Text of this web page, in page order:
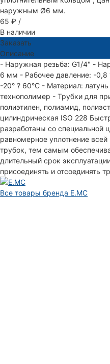
наружным Ø6 мм.
65 ₽ /
В наличии
Заказать
Описание
- Наружная резьба: G1/4" -
6 мм - Рабочее давление: -0,8
-20° ? 60°С - Материал:
технополимер - Трубки для
полиэтилен, полиамид,
цилиндрическая ISO 228
разработаны со специальной
равномерное уплотнение
трубок, тем самым
длительный срок
присоединять и отсоединять
Все товары бренда E.MC